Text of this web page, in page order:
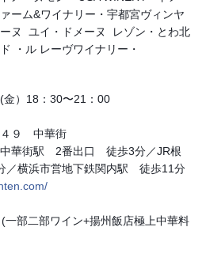
ーム&ワイナリー・宇都宮ヴィンヤ
ヌ  ユイ・ドメーヌ  レゾン・とわ北
・ル レーヴワイナリー・
金）18：30〜21：00
　中華街
街駅　2番出口　徒歩3分／JR根
／横浜市営地下鉄関内駅　徒歩11分
部二部ワイン+揚州飯店極上中華料